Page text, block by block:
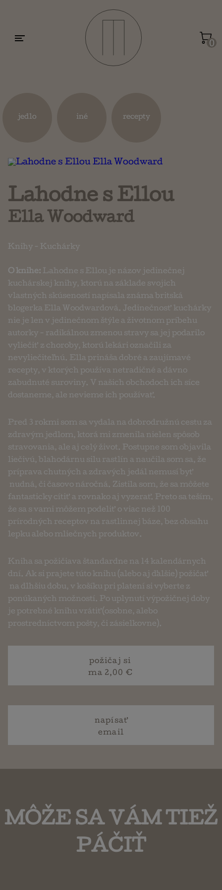
0
jedlo iné recepty
Lahodne s Ellou
Ella Woodward
Knihy - Kuchárky
O knihe: Lahodne s Ellou je názov jedinečnej
kuchárskej knihy, ktorú na základe svojich
vlastných skúseností napísala známa britská
blogerka Ella Woodwardová. Jedinečnosť kuchárky
nie je len v jedinečnom štýle a životnom príbehu
autorky - radikálnou zmenou stravy sa jej podarilo
vyliečiť z choroby, ktorú lekári označili za
nevyliečiteľnú. Ella prináša dobré a zaujímavé
recepty, v ktorých používa netradičné a dávno
zabudnuté suroviny. V našich obchodoch ich síce
dostaneme, ale nevieme ich používať.
Pred 3 rokmi som sa vydala na dobrodružnú cestu za
zdravým jedlom, ktorá mi zmenila nielen spôsob
stravovania, ale aj celý život. Postupne som objavila
liečivú, blahodárnu silu rastlín a naučila som sa, že
príprava chutných a zdravých jedál nemusí byť
nudná, či časovo náročná. Zistila som, že sa môžete
fantasticky cítiť a rovnako aj vyzerať. Preto sa teším,
že sa s vami môžem podeliť o viac než 100
prírodných receptov na rastlinnej báze, bez obsahu
lepku alebo mliečnych produktov.
Kniha sa požičiava štandardne na 14 kalendárnych
dní. Ak si prajete túto knihu (alebo aj ďalšie) požičať
na dlhšiu dobu, v košíku pri platení si vyberte z
ponúkaných možností. Po uplynutí výpožičnej doby
je potrebné knihu vrátiť (osobne, alebo
prostredníctvom pošty, či zásielkovne).
požičaj si
ma 2,00 €
napísať
email
MÔŽE SA VÁM TIEŽ
PÁČIŤ